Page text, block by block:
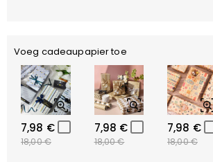
Voeg cadeaupapier toe
7,98 €
18,00 €
7,98 €
18,00 €
7,98 €
18,00 €